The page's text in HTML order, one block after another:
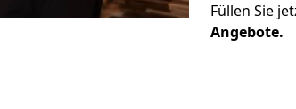
Füllen Sie
Angebote.